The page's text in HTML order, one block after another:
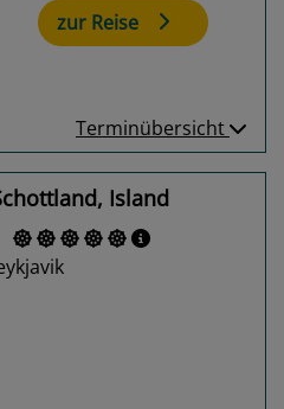
zur Reise
Terminübersicht
Island